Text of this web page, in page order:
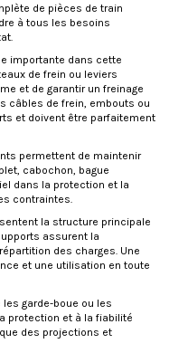
de pièces de train
à tous les besoins
importante dans cette
de frein ou leviers
et de garantir un freinage
câbles de frein, embouts ou
et doivent être parfaitement
permettent de maintenir
cabochon, bague
dans la protection et la
contraintes.
la structure principale
assurent la
des charges. Une
et une utilisation en toute
garde-boue ou les
protection et à la fiabilité
des projections et